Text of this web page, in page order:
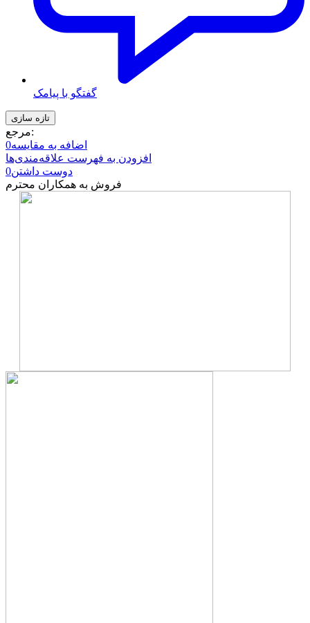
گفتگو با پیامک
مرجع:
اضافه به مقایسه0
افزودن به فهرست علاقه‌مندی‌ها
دوست داشتن0
فروش به همکاران محترم